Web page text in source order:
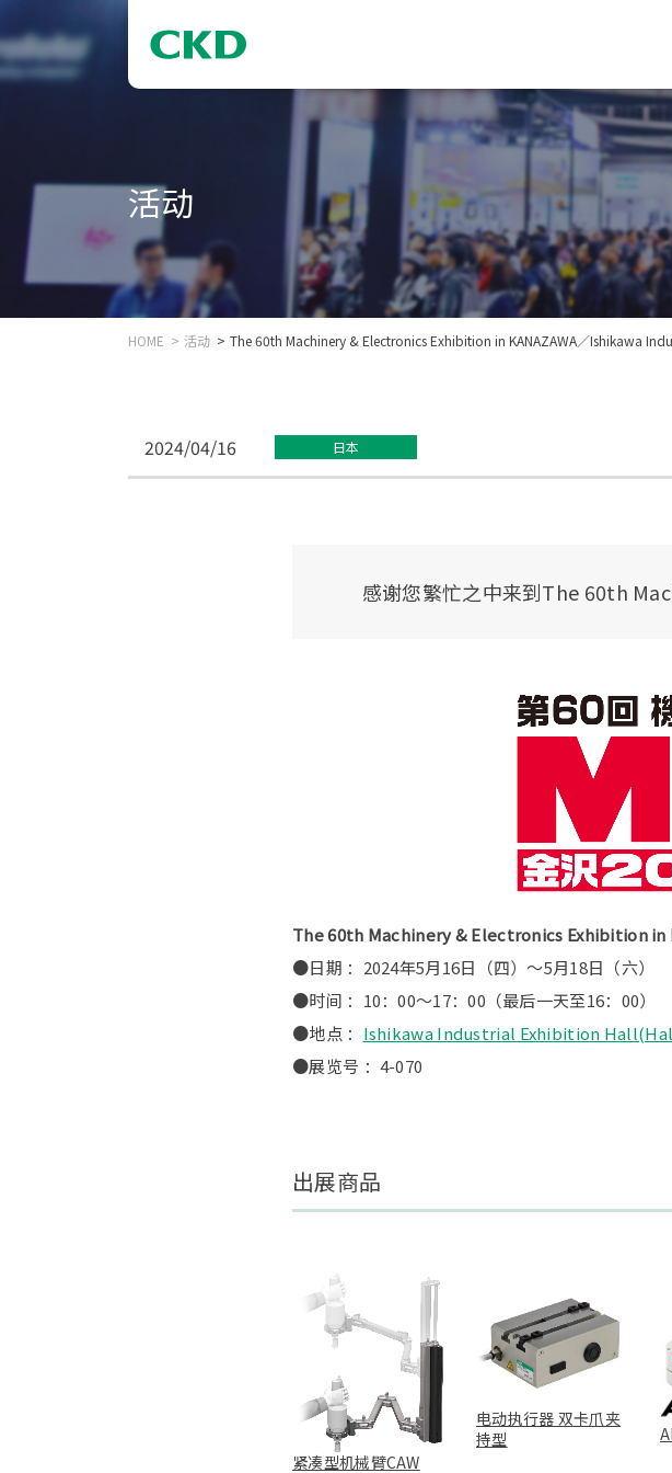
活动
HOME 活动 The 60th Machinery & Electronics Exhibition in KANAZAWA／Ishikawa
2024/04/16 日本
感谢您繁忙之中来到The 60th
The 60th Machinery & Electronics Exhibition in
●日期 ：2024年5月16日（四）～5月18日（六）
●时间 ：10：00～17：00（最后一天至16：00）
●地点 ： Ishikawa Industrial Exhibition
●展览号 ：4-070
出展商品
紧凑型机械臂CAW
电动执行器 双卡爪夹
持型